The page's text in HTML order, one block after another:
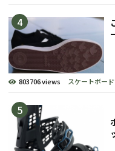
803706 views スケートボー